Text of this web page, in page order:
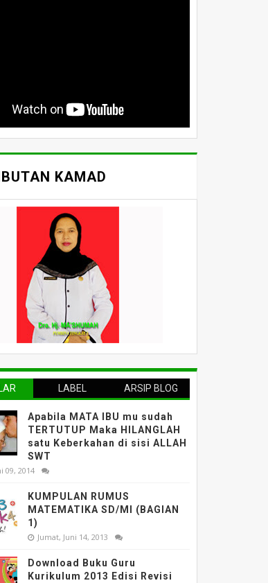
KAMAD
LABEL ARSIP BLOG
Apabila MATA IBU mu sudah
TERTUTUP Maka HILANGLAH
satu Keberkahan di sisi ALLAH
SWT
09, 2014
KUMPULAN RUMUS
MATEMATIKA SD/MI (BAGIAN
1)
Jumat, Juni 14, 2013
Download Buku Guru
Kurikulum 2013 Edisi Revisi